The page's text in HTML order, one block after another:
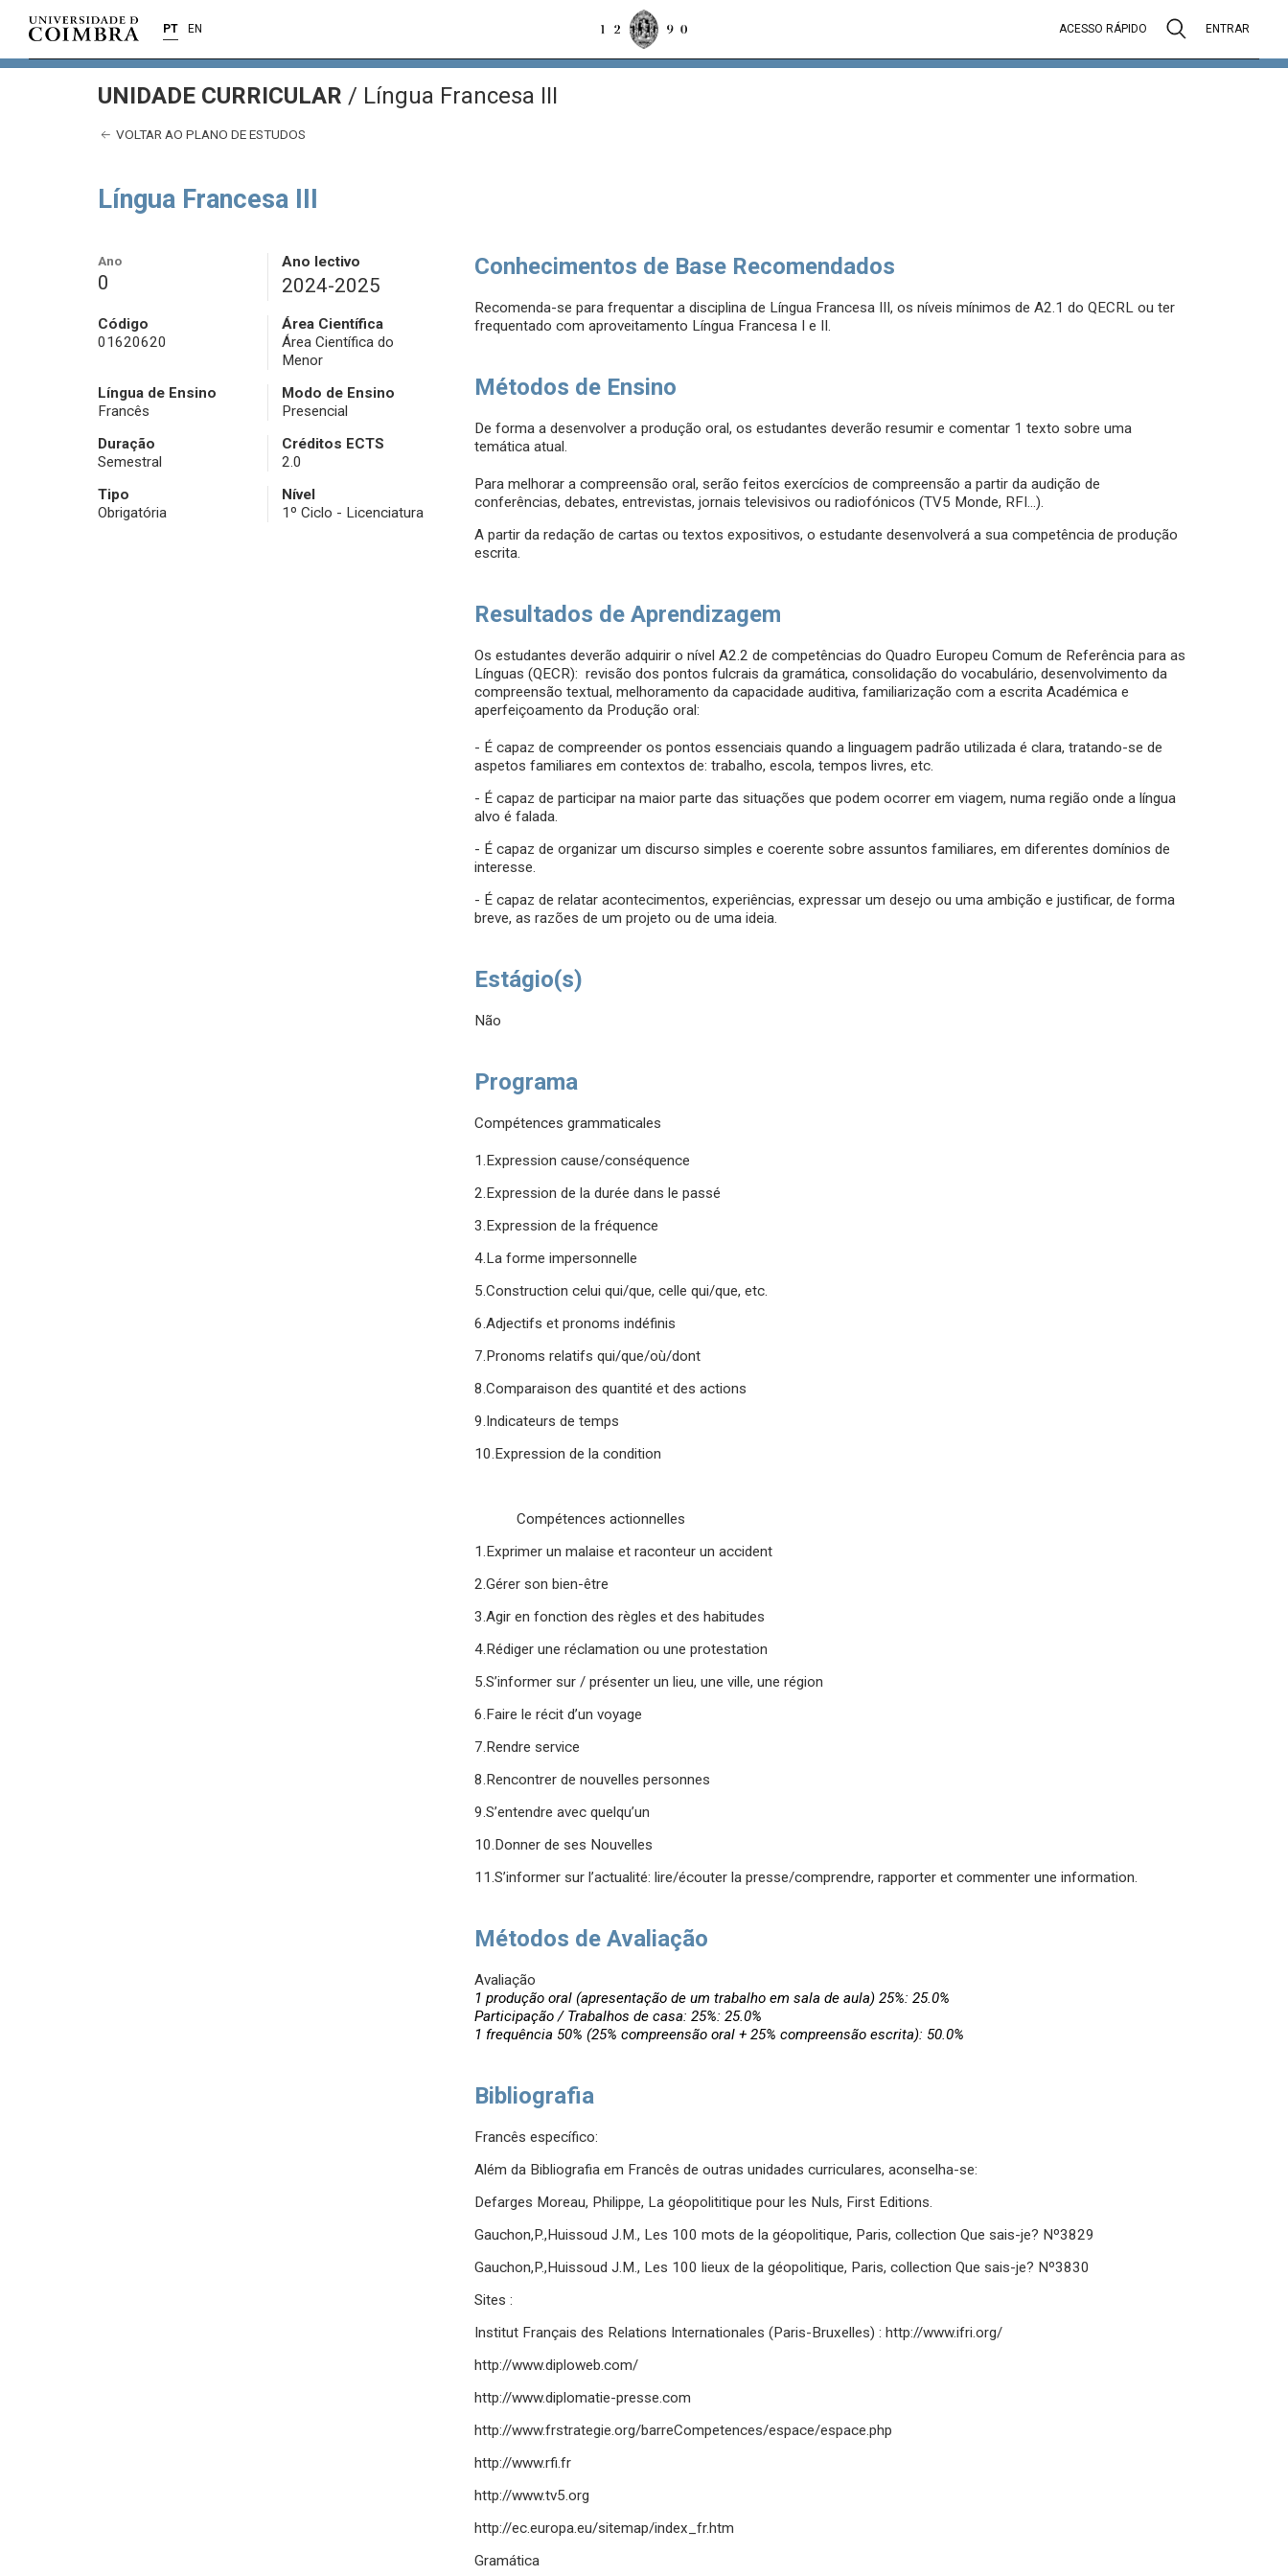
PT EN ACESSO RÁPIDO ENTRAR
UNIDADE CURRICULAR / Língua Francesa III
VOLTAR AO PLANO DE ESTUDOS
Língua Francesa III
Ano
0
Ano lectivo
2024-2025
Código
01620620
Área Científica
Área Científica do
Menor
Língua de Ensino
Francês
Modo de Ensino
Presencial
Duração
Semestral
Créditos ECTS
2.0
Tipo
Obrigatória
Nível
1º Ciclo - Licenciatura
Conhecimentos de Base Recomendados
Recomenda-se para frequentar a disciplina de Língua Francesa III, os níveis mínimos de A2.1 do QECRL ou ter
frequentado com aproveitamento Língua Francesa I e II.
Métodos de Ensino
De forma a desenvolver a produção oral, os estudantes deverão resumir e comentar 1 texto sobre uma
temática atual.
Para melhorar a compreensão oral, serão feitos exercícios de compreensão a partir da audição de
conferências, debates, entrevistas, jornais televisivos ou radiofónicos (TV5 Monde, RFI…).
A partir da redação de cartas ou textos expositivos, o estudante desenvolverá a sua competência de produção
escrita.
Resultados de Aprendizagem
Os estudantes deverão adquirir o nível A2.2 de competências do Quadro Europeu Comum de Referência para as
Línguas (QECR): revisão dos pontos fulcrais da gramática, consolidação do vocabulário, desenvolvimento da
compreensão textual, melhoramento da capacidade auditiva, familiarização com a escrita Académica e
aperfeiçoamento da Produção oral:
- É capaz de compreender os pontos essenciais quando a linguagem padrão utilizada é clara, tratando-se de
aspetos familiares em contextos de: trabalho, escola, tempos livres, etc.
- É capaz de participar na maior parte das situações que podem ocorrer em viagem, numa região onde a língua
alvo é falada.
- É capaz de organizar um discurso simples e coerente sobre assuntos familiares, em diferentes domínios de
interesse.
- É capaz de relatar acontecimentos, experiências, expressar um desejo ou uma ambição e justificar, de forma
breve, as razões de um projeto ou de uma ideia.
Estágio(s)
Não
Programa
Compétences grammaticales
1.Expression cause/conséquence
2.Expression de la durée dans le passé
3.Expression de la fréquence
4.La forme impersonnelle
5.Construction celui qui/que, celle qui/que, etc.
6.Adjectifs et pronoms indéfinis
7.Pronoms relatifs qui/que/où/dont
8.Comparaison des quantité et des actions
9.Indicateurs de temps
10.Expression de la condition
Compétences actionnelles
1.Exprimer un malaise et raconteur un accident
2.Gérer son bien-être
3.Agir en fonction des règles et des habitudes
4.Rédiger une réclamation ou une protestation
5.S’informer sur / présenter un lieu, une ville, une région
6.Faire le récit d’un voyage
7.Rendre service
8.Rencontrer de nouvelles personnes
9.S’entendre avec quelqu’un
10.Donner de ses Nouvelles
11.S’informer sur l’actualité: lire/écouter la presse/comprendre, rapporter et commenter une information.
Métodos de Avaliação
Avaliação
1 produção oral (apresentação de um trabalho em sala de aula) 25%: 25.0%
Participação / Trabalhos de casa: 25%: 25.0%
1 frequência 50% (25% compreensão oral + 25% compreensão escrita): 50.0%
Bibliografia
Francês específico:
Além da Bibliografia em Francês de outras unidades curriculares, aconselha-se:
Defarges Moreau, Philippe, La géopolititique pour les Nuls, First Editions.
Gauchon,P.,Huissoud J.M., Les 100 mots de la géopolitique, Paris, collection Que sais-je? Nº3829
Gauchon,P.,Huissoud J.M., Les 100 lieux de la géopolitique, Paris, collection Que sais-je? Nº3830
Sites :
Institut Français des Relations Internationales (Paris-Bruxelles) : http://www.ifri.org/
http://www.diploweb.com/
http://www.diplomatie-presse.com
http://www.frstrategie.org/barreCompetences/espace/espace.php
http://www.rfi.fr
http://www.tv5.org
http://ec.europa.eu/sitemap/index_fr.htm
Gramática